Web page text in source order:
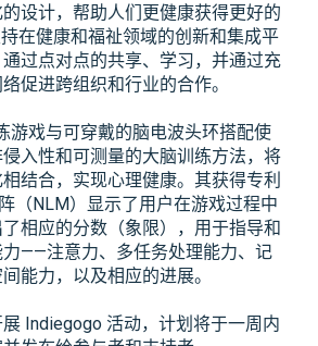
设计，帮助人们更健康获得更好的
在健康和福祉领域的创新和集成平
过点对点的共享、学习，并通过充
促进跨组织和行业的合作。
游戏与可穿戴的脑电波头环搭配使
入性和可测量的大脑训练方法，将
结合，实现心理健康。其获得专利
（NLM）显示了用户在游戏过程中
相应的分数（象限），用于指导和
——注意力、多任务处理能力、记
能力，以及相应的进展。
Indiegogo 活动，计划将于一周内